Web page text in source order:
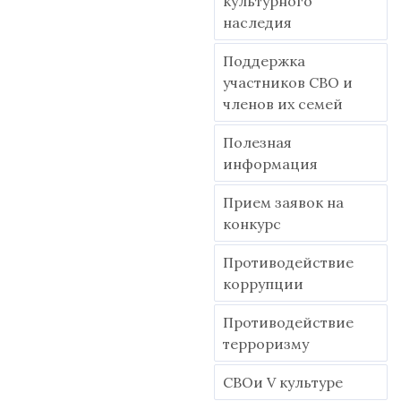
наследия
Поддержка
участников СВО и
членов их семей
Полезная
информация
Прием заявок на
конкурс
Противодействие
коррупции
Противодействие
терроризму
СВОи V культуре